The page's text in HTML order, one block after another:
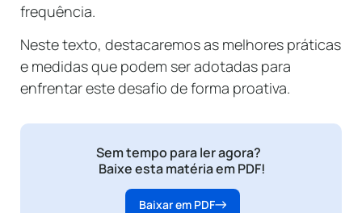
frequência.
Neste texto, destacaremos as melhores práticas
e medidas que podem ser adotadas para
enfrentar este desafio de forma proativa.
Sem tempo para ler agora?
Baixe esta matéria em PDF!
Baixar em PDF